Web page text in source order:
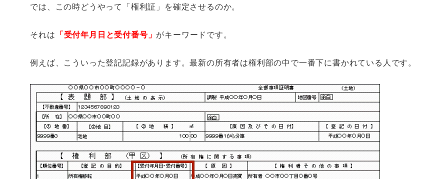
では、この時どうやって「権利証」を確定させるのか。
それは 「受付年月日と受付番号」 がキーワードです。
例えば、こういった登記記録があります。最新の所有者は権利部の中で一番下に書かれている人です。